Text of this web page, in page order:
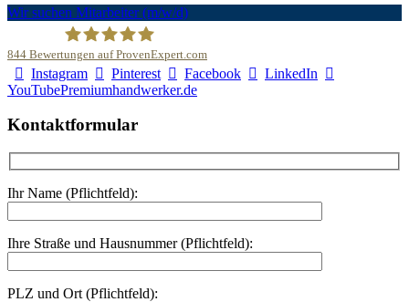
Wir suchen Mitarbeiter (m/w/d)
Malerfachbetrieb HEYSE GmbH & Co.KG
844 Bewertungen auf ProvenExpert.com
Instagram Pinterest Facebook
LinkedIn
YouTubePremiumhandwerker.de
Kontaktformular
Ihr Name (Pflichtfeld):
Ihre Straße und Hausnummer (Pflichtfeld):
PLZ und Ort (Pflichtfeld):